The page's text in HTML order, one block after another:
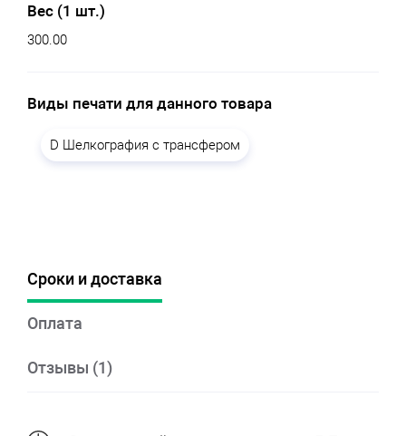
Вес (1 шт.)
300.00
Виды печати для данного товара
D Шелкография с трансфером
Сроки и доставка
Оплата
Отзывы (1)